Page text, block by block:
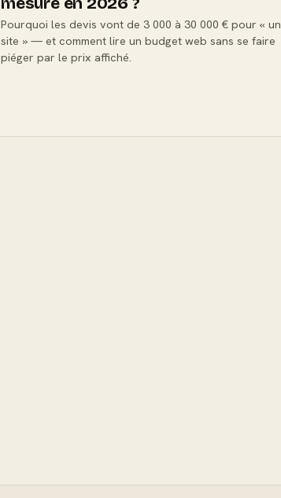
Pourquoi les devis vont de 3 000 à 30 000 € pour « un
site » — et comment lire un budget web sans se faire
piéger par le prix affiché.